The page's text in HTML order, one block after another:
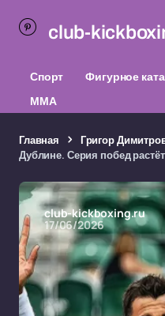
club-
Спорт Фигурное
ММА
Главная Григор
Дублине. Серия побед
club-kickboxing.ru
17/06/2026